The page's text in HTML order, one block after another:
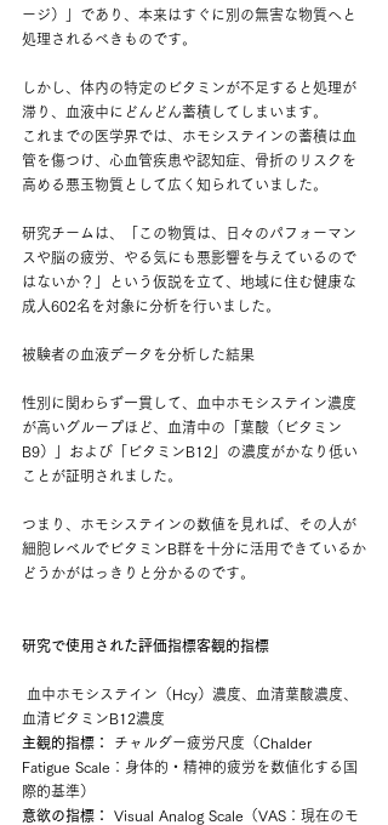
ージ）」であり、本来はすぐに別の無害な物質へと
処理されるべきものです。
しかし、体内の特定のビタミンが不足すると処理が
滞り、血液中にどんどん蓄積してしまいます。
これまでの医学界では、ホモシステインの蓄積は血
管を傷つけ、心血管疾患や認知症、骨折のリスクを
高める悪玉物質として広く知られていました。
研究チームは、「この物質は、日々のパフォーマン
スや脳の疲労、やる気にも悪影響を与えているので
はないか？」という仮説を立て、地域に住む健康な
成人602名を対象に分析を行いました。
被験者の血液データを分析した結果
性別に関わらず一貫して、血中ホモシステイン濃度
が高いグループほど、血清中の「葉酸（ビタミン
B9）」および「ビタミンB12」の濃度がかなり低い
ことが証明されました。
つまり、ホモシステインの数値を見れば、その人が
細胞レベルでビタミンB群を十分に活用できているか
どうかがはっきりと分かるのです。
研究で使用された評価指標客観的指標
血清ビタミンB12濃度
主観的指標：
チャルダー疲労尺度（Chalder
Fatigue Scale：身体的・精神的疲労を数値化する国
際的基準）
意欲の指標：
Visual Analog Scale（VAS：現在のモ